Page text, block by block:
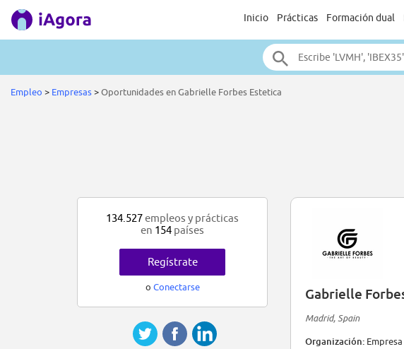
Inicio Prácticas Formación dual
Empleo > Empresas>Oportunidades en Gabrielle Forbes Estetica
Gabrielle
Madrid, Spain
Organización: Empresa
134.527empleos y prácticas
en 154 países
Regístrate
o Conectarse